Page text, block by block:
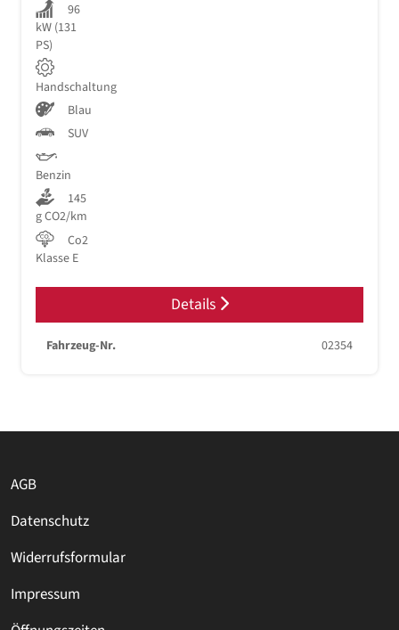
96
kW (131
PS)
Handschaltung
Blau
SUV
Benzin
145
g CO2/km
Co2
Klasse E
Details
Fahrzeug-Nr. 02354
AGB
Datenschutz
Widerrufsformular
Impressum